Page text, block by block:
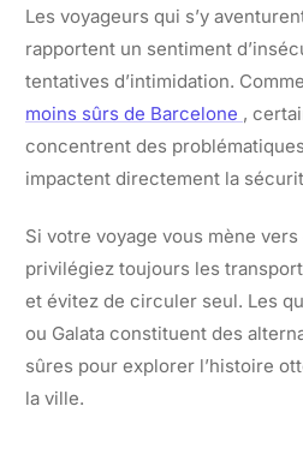
Les voyageurs qui s’y
rapportent un sentiment
tentatives d’intimidation.
moins sûrs de Barcelone ,
concentrent des
impactent directement la
Si votre voyage vous mène
privilégiez toujours les
et évitez de circuler seul. Les
ou Galata constituent des
sûres pour explorer l’histoire
la ville.